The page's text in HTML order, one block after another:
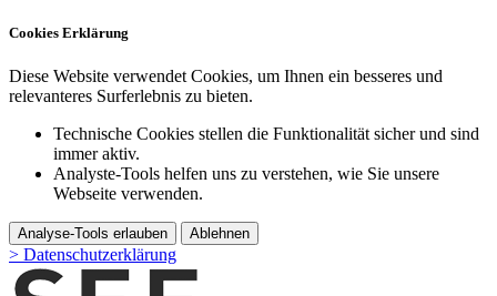
Cookies Erklärung
Diese Website verwendet Cookies, um Ihnen ein besseres und
relevanteres Surferlebnis zu bieten.
Technische Cookies stellen die Funktionalität sicher und sind
immer aktiv.
Analyste-Tools helfen uns zu verstehen, wie Sie unsere
Webseite verwenden.
Analyse-Tools erlauben Ablehnen
> Datenschutzerklärung